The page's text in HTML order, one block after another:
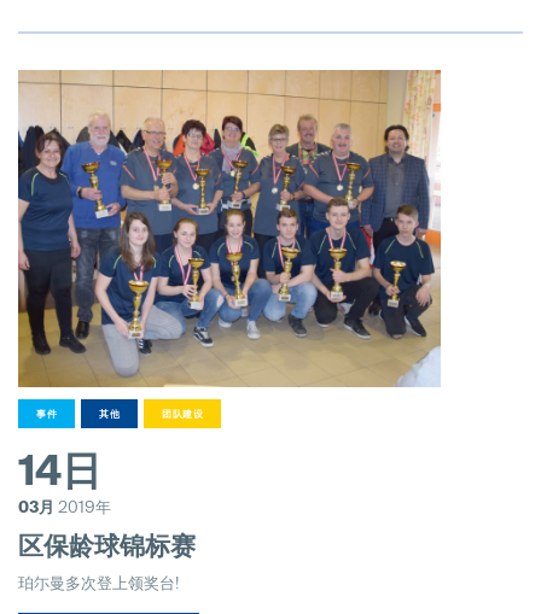
事件 其他 团队建设
14日
03月 2019年
区保龄球锦标赛
珀尓曼多次登上领奖台!